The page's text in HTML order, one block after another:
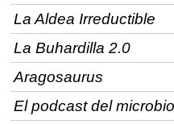
La Aldea Irreductible
La Buhardilla 2.0
Aragosaurus
El podcast del microbio